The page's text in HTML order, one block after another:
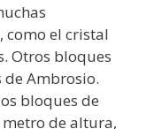
como el cristal
Otros bloques
de Ambrosio.
bloques de
de altura,